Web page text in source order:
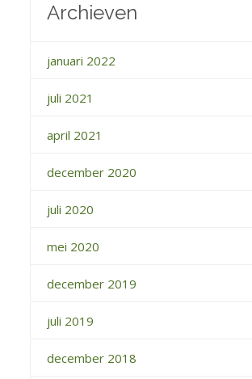
Archieven
januari 2022
juli 2021
april 2021
december 2020
juli 2020
mei 2020
december 2019
juli 2019
december 2018